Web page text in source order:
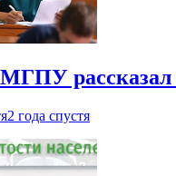
рассказал
2 года спустя